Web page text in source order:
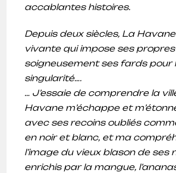
accablantes histoires.
Depuis deux siècles, La
vivante qui impose ses
soigneusement ses fards pour
singularité….
… J’essaie de comprendre la
Havane m’échappe et
avec ses recoins oubliés
en noir et blanc, et ma
l’image du vieux blason de ses
enrichis par la mangue,